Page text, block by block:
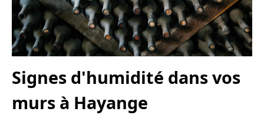
Signes d'humidité dans vos
murs à Hayange